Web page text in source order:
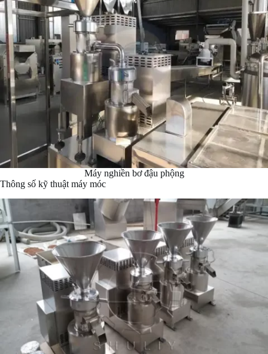
Máy nghiền bơ đậu phộng
Thông số kỹ thuật máy móc